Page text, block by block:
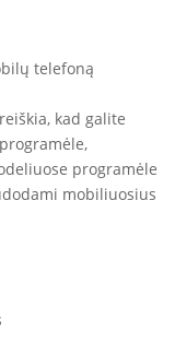
kad galite
programėle
mobiliuosius